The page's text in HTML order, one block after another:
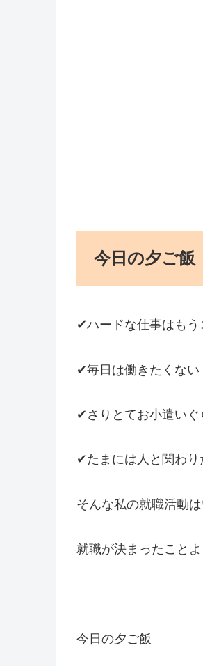
今日の夕ご飯
✔ハードな仕事はもう
✔毎日は働きたくない
✔さりとてお小遣いぐ
✔たまには人と関わり
そんな私の就職活動
就職が決まったこと
今日の夕ご飯